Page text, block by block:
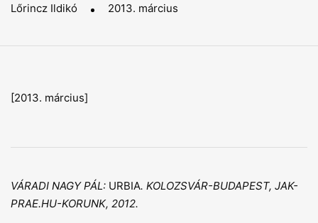
Lőrincz Ildikó 2013. március
[2013. március]
VÁRADI NAGY PÁL: URBIA. KOLOZSVÁR-BUDAPEST, JAK-
PRAE.HU-KORUNK, 2012.